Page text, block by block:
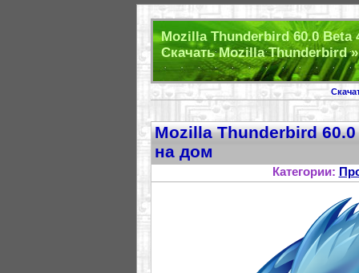
Mozilla Thunderbird 60.0 Beta
Скачать Mozilla Thunderbird »
Mozilla Thunderbird
на дом
Категории: